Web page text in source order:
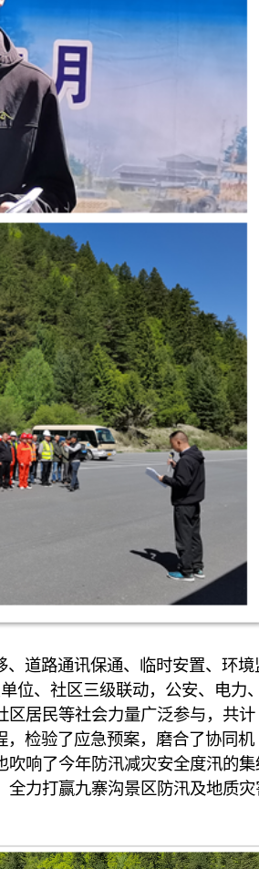
道路通讯保通、临时安置、环境
位、社区三级联动，公安、电力、
区居民等社会力量广泛参与，共计
检验了应急预案，磨合了协同机
响了今年防汛减灾安全度汛的集
力打赢九寨沟景区防汛及地质灾